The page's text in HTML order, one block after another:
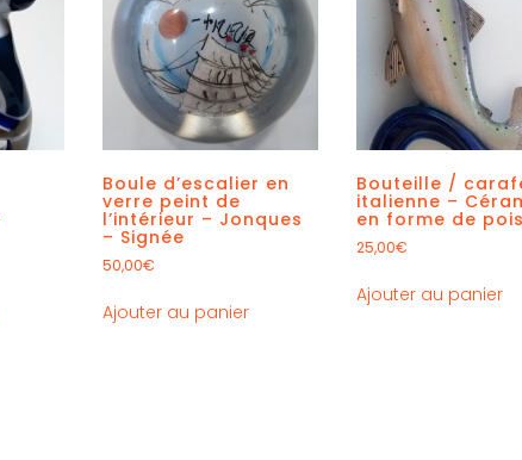
Boule d’escalier en
verre peint de
l’intérieur – Jonques
– Signée
50,00€
Ajouter au panier
Bouteille /
italienne –
en forme de
25,00€
Ajouter au panier